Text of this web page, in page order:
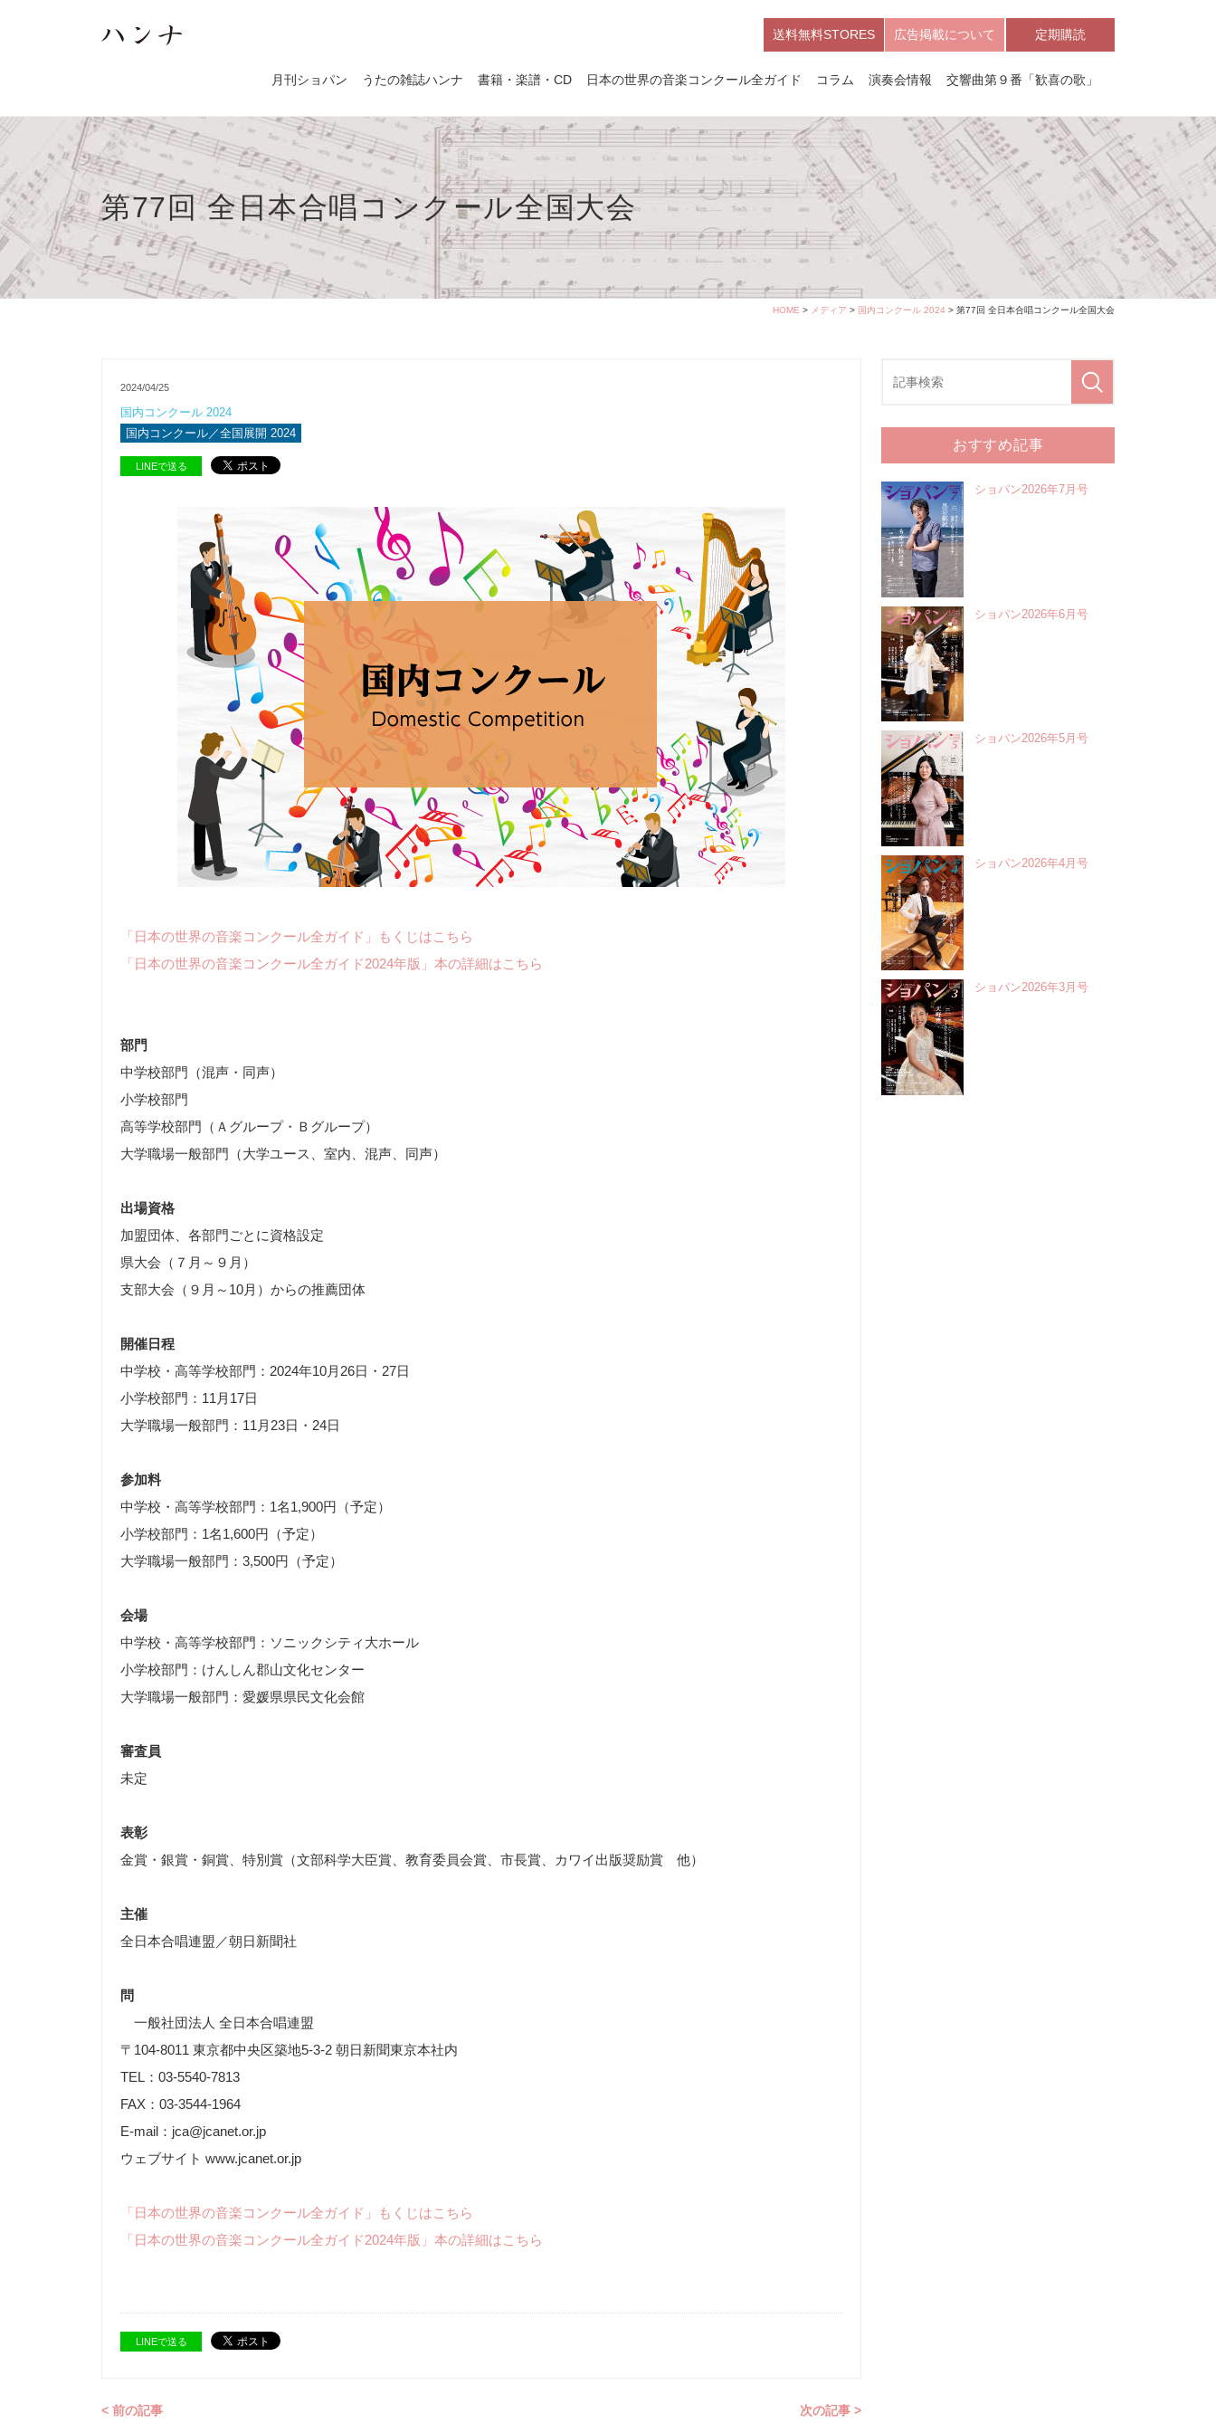
送料無料STORES 広告掲載について 定期購読
月刊ショパン うたの雑誌ハンナ 書籍・楽譜・CD 日本の世界の音楽コンクール全ガイド コラム 演奏会情報 交響曲第９番「歓喜の歌」
第77回 全日本合唱コンクール全国大会
HOME > メディア > 国内コンクール 2024 > 第77回 全日本合唱コンクール全国大会
2024/04/25
国内コンクール 2024
国内コンクール／全国展開 2024
LINEで送る
「日本の世界の音楽コンクール全ガイド」もくじはこちら
「日本の世界の音楽コンクール全ガイド2024年版」本の詳細はこちら
部門
中学校部門（混声・同声）
小学校部門
高等学校部門（Ａグループ・Ｂグループ）
大学職場一般部門（大学ユース、室内、混声、同声）
出場資格
加盟団体、各部門ごとに資格設定
県大会（７月～９月）
支部大会（９月～10月）からの推薦団体
開催日程
中学校・高等学校部門：2024年10月26日・27日
小学校部門：11月17日
大学職場一般部門：11月23日・24日
参加料
中学校・高等学校部門：1名1,900円（予定）
小学校部門：1名1,600円（予定）
大学職場一般部門：3,500円（予定）
会場
中学校・高等学校部門：ソニックシティ大ホール
小学校部門：けんしん郡山文化センター
大学職場一般部門：愛媛県県民文化会館
審査員
未定
表彰
金賞・銀賞・銅賞、特別賞（文部科学大臣賞、教育委員会賞、市長賞、カワイ出版奨励賞 他）
主催
全日本合唱連盟／朝日新聞社
問
一般社団法人 全日本合唱連盟
〒104-8011 東京都中央区築地5-3-2 朝日新聞東京本社内
TEL：03-5540-7813
FAX：03-3544-1964
E-mail：jca@jcanet.or.jp
ウェブサイト www.jcanet.or.jp
「日本の世界の音楽コンクール全ガイド」もくじはこちら
「日本の世界の音楽コンクール全ガイド2024年版」本の詳細はこちら
LINEで送る
< 前の記事 次の記事 >
おすすめ記事
ショパン2026年7月号
ショパン2026年6月号
ショパン2026年5月号
ショパン2026年4月号
ショパン2026年3月号